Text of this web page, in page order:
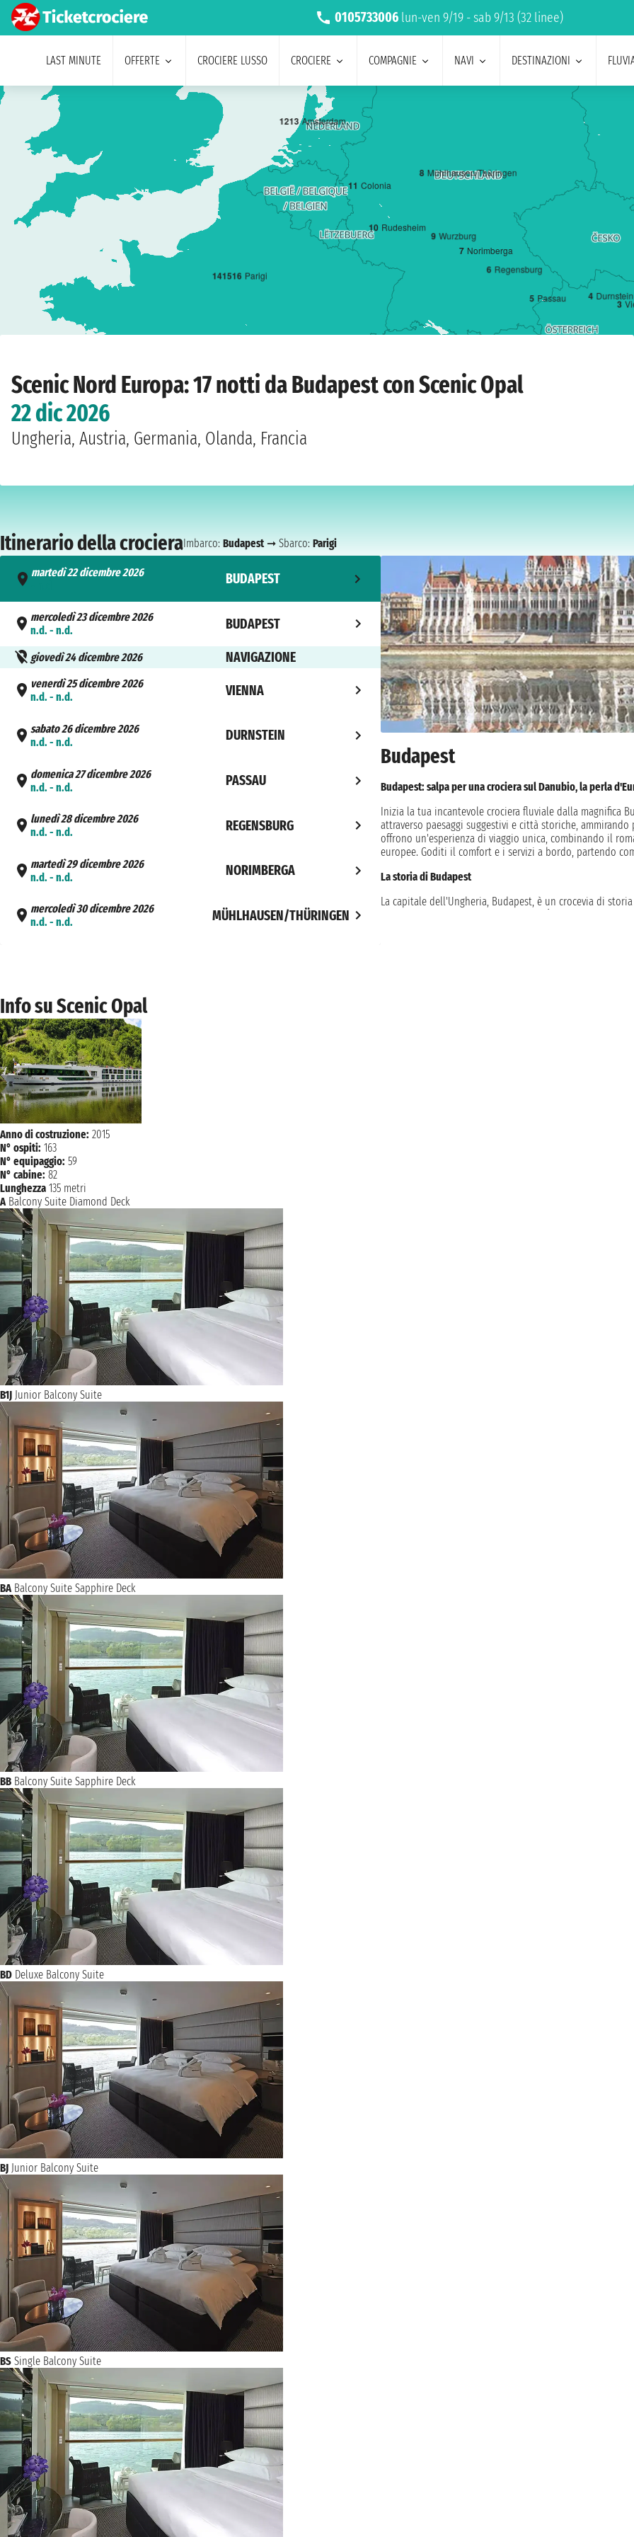
0105733006 lun-ven 9/19 - sab 9/13 (32 linee)
LAST MINUTE OFFERTE CROCIERE LUSSO CROCIERE COMPAGNIE NAVI DESTINAZIONI
3
4 Durnstein
5 Passau
6 Regensburg
7 Norimberga
8 Mühlhausen/Thüringen
9 Wurzburg
10 Rudesheim
11 Colonia
1213 Amsterdam
141516 Parigi
Scenic Nord Europa: 17 notti da Budapest con Scenic Opal
22 dic 2026
Ungheria, Austria, Germania, Olanda, Francia
Itinerario della crocieraImbarco: Budapest➞ Sbarco: Parigi
martedì 22 dicembre 2026
BUDAPEST
mercoledì 23 dicembre 2026
n.d. - n.d.
BUDAPEST
giovedì 24 dicembre 2026 NAVIGAZIONE
venerdì 25 dicembre 2026
n.d. - n.d.
VIENNA
sabato 26 dicembre 2026
n.d. - n.d.
DURNSTEIN
domenica 27 dicembre 2026
n.d. - n.d.
PASSAU
lunedì 28 dicembre 2026
n.d. - n.d.
REGENSBURG
martedì 29 dicembre 2026
n.d. - n.d.
NORIMBERGA
mercoledì 30 dicembre 2026
n.d. - n.d.
MÜHLHAUSEN/THÜRINGEN
venerdì 1 gennaio 2027
sabato 2 gennaio 2027
n.d. - n.d.
domenica 3 gennaio 2027
n.d. - n.d.
lunedì 4 gennaio 2027
n.d. - n.d.
martedì 5 gennaio 2027
n.d. - n.d.
mercoledì 6 gennaio 2027
n.d. - n.d.
PARIGI
giovedì 7 gennaio 2027
n.d. - n.d.
PARIGI
venerdì 8 gennaio 2027
n.d.
PARIGI
Budapest
Budapest: salpa per una crociera sul Danubio, la perla
Inizia la tua incantevole crociera fluviale dalla magnifica
attraverso paesaggi suggestivi e città storiche,
offrono un'esperienza di viaggio unica, combinando il
europee. Goditi il comfort e i servizi a bordo, partendo
La storia di Budapest
La capitale dell'Ungheria, Budapest, è un crocevia di
primavera o l'inizio dell'autunno, quando il clima mite e
Info su Scenic Opal
Anno di costruzione: 2015
N° ospiti: 163
N° equipaggio: 59
N° cabine: 82
Lunghezza 135 metri
A Balcony Suite Diamond Deck
B1J Junior Balcony Suite
BA Balcony Suite Sapphire Deck
BB Balcony Suite Sapphire Deck
BD Deluxe Balcony Suite
BJ Junior Balcony Suite
BS Single Balcony Suite